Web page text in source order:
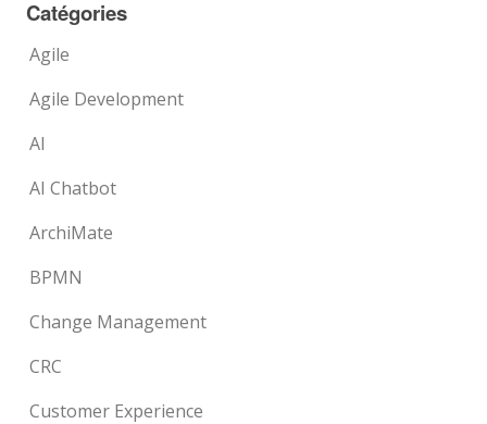
Catégories
Agile
Agile Development
AI
AI Chatbot
ArchiMate
BPMN
Change Management
CRC
Customer Experience